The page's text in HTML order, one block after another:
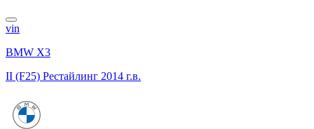
vin
BMW X3
II (F25) Рестайлинг 2014 г.в.